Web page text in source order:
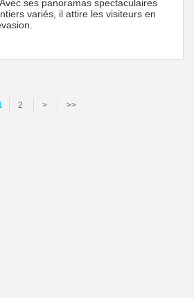
ses panoramas spectaculaires
variés, il attire les visiteurs en
2 > >>